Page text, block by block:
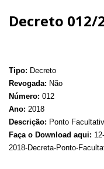
Decreto 012/
Tipo: Decreto
Revogada: Não
Número: 012
Ano: 2018
Descrição: Ponto
Faça o Download aqui:
2018-Decreta-Ponto-